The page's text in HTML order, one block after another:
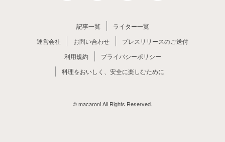
記事一覧
ライター一覧
運営会社
お問い合わせ
プレスリリースのご送付
利用規約
プライバシーポリシー
料理をおいしく、安全に楽しむために
© macaroni All Rights Reserved.